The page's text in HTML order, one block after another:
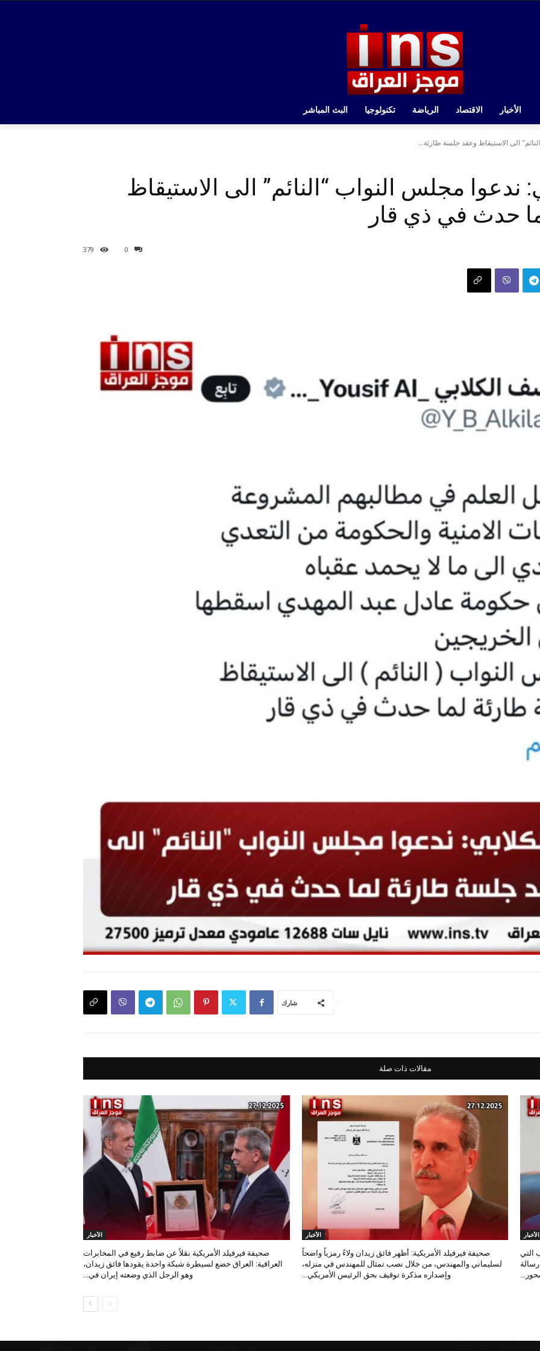
الأخبار الاقتصاد الرياضة تكنولوجيا البث المباشر
الى الاستيقاظ وعقد جلسة طارئة...
ندعوا مجلس النواب “النائم” الى الاستيقاظ
حدث في ذي قار
0
379
شارك
مقالات ذات صلة
الأخبار
التي
الأخبار
صحيفة فيرفيلد الأمريكية: أظهر فائق زيدان ولاءً رمزياً واضحاً
لسليماني والمهندس، من خلال نصب تمثال للمهندس في منزله،
وإصداره مذكرة توقيف بحق الرئيس الأمريكي...
الأخبار
صحيفة فيرفيلد الأمريكية نقلاً عن ضابط رفيع في المخابرات
العراقية: العراق خضع لسيطرة شبكة واحدة يقودها فائق زيدان،
وهو الرجل الذي وضعته إيران في...